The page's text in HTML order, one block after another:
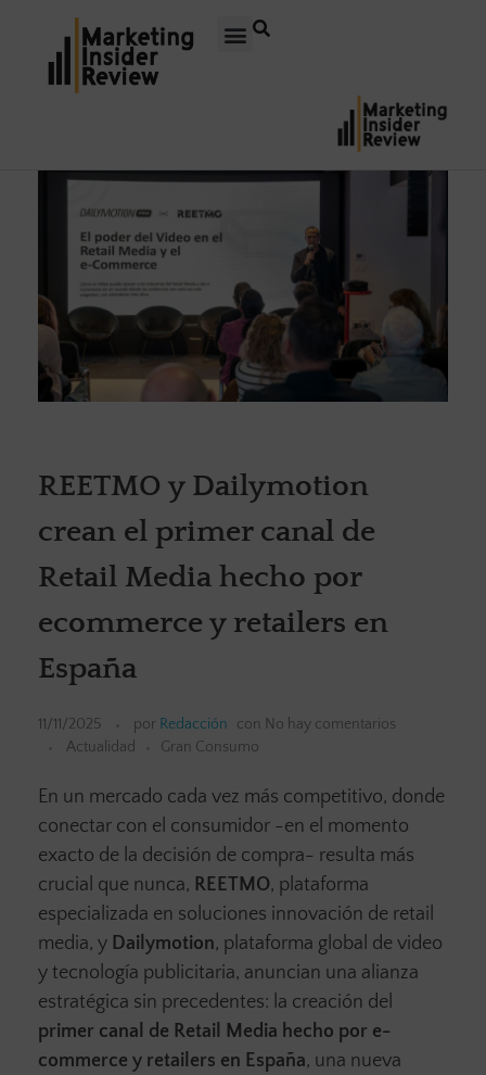
REETMO y Dailymotion
crean el primer canal de
Retail Media hecho por
ecommerce y retailers en
España
11/11/2025 por Redacción con No hay comentarios
Actualidad
Gran Consumo
En un mercado cada vez más competitivo, donde
conectar con el consumidor -en el momento
exacto de la decisión de compra- resulta más
crucial que nunca, REETMO, plataforma
especializada en soluciones innovación de retail
media, y Dailymotion, plataforma global de video
y tecnología publicitaria, anuncian una alianza
estratégica sin precedentes: la creación del
primer canal de Retail Media hecho por e-
commerce y retailers en España, una nueva